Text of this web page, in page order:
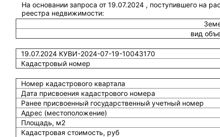
На основании запроса от 19.07.2024 , поступившего на
реестра недвижимости:
вид
19.07.2024 КУВИ-2024-07-19-10043170
Кадастровый номер
Номер кадастрового квартала
Дата присвоения кадастрового номера
Ранее присвоенный государственный учетный номер
Адрес (местоположение)
Площадь, м2
Кадастровая стоимость, руб